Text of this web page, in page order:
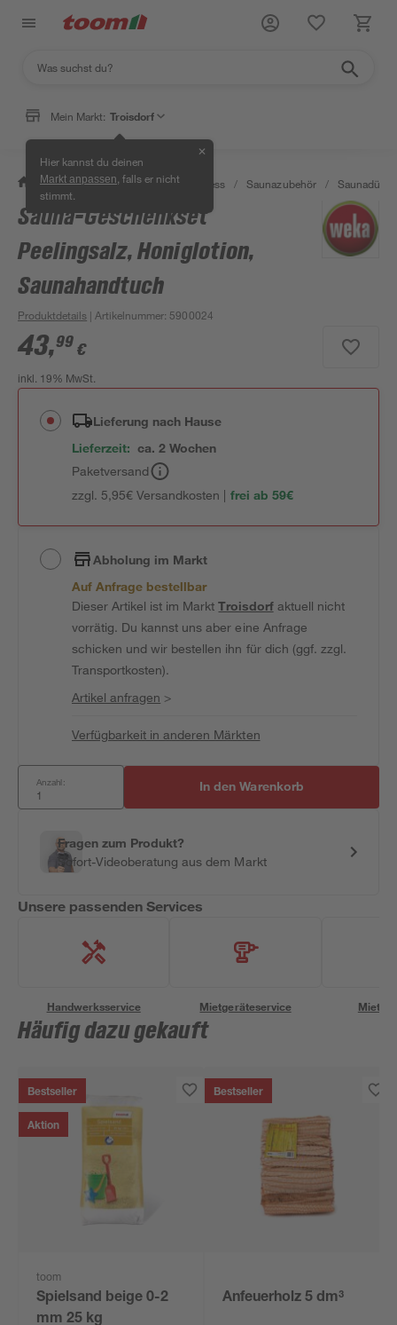
Mein Markt: Troisdorf
Hier kannst du deinen
Markt anpassen , falls er nicht
stimmt.
✕
/ Bad & Sanitär / Sauna & Wellness / Saunazubehör / Saunadüfte
Sauna-Geschenkset
Peelingsalz, Honiglotion,
Saunahandtuch
Produktdetails | Artikelnummer: 5900024
43,99 €
inkl. 19% MwSt.
Lieferung nach Hause
Lieferzeit: ca. 2 Wochen
Paketversand
zzgl. 5,95€ Versandkosten | frei ab 59€
Abholung im Markt
Auf Anfrage bestellbar
Dieser Artikel ist im MarktTroisdorfaktuell nicht
vorrätig. Du kannst uns aber eine Anfrage
schicken und wir bestellen ihn für dich (ggf. zzgl.
Transportkosten).
Artikel anfragen >
Verfügbarkeit in anderen Märkten
Anzahl: In den Warenkorb
Fragen zum Produkt?
Sofort-Videoberatung aus dem Markt
Unsere passenden Services
Handwerksservice Mietgeräteservice
Häufig dazu gekauft
Bestseller
Aktion
toom
Spielsand beige 0-2
mm 25 kg
Bestseller
Anfeuerholz 5 dm³